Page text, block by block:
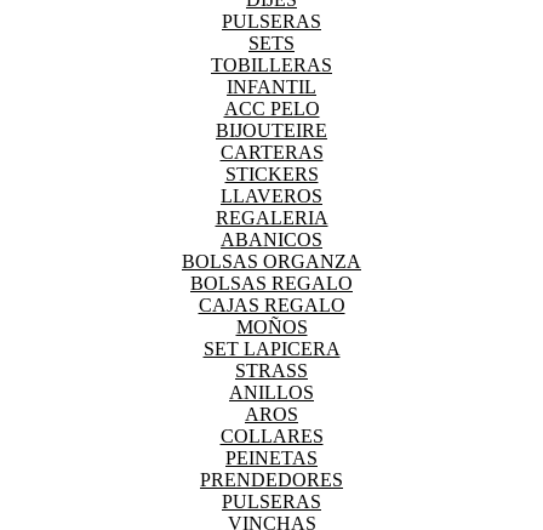
PULSERAS
SETS
TOBILLERAS
INFANTIL
ACC PELO
BIJOUTEIRE
CARTERAS
STICKERS
LLAVEROS
REGALERIA
ABANICOS
BOLSAS ORGANZA
BOLSAS REGALO
CAJAS REGALO
MOÑOS
SET LAPICERA
STRASS
ANILLOS
AROS
COLLARES
PEINETAS
PRENDEDORES
PULSERAS
VINCHAS